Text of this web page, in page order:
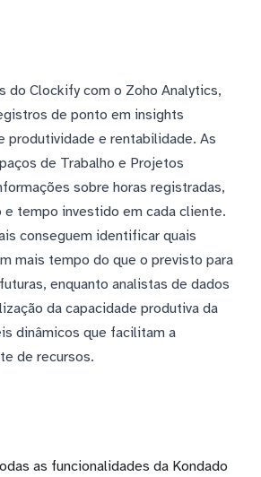
do Clockify com o Zoho Analytics,
de ponto em insights
produtividade e rentabilidade. As
de Trabalho e Projetos
sobre horas registradas,
tempo investido em cada cliente.
conseguem identificar quais
mais tempo do que o previsto para
enquanto analistas de dados
da capacidade produtiva da
dinâmicos que facilitam a
de recursos.
as funcionalidades da Kondado